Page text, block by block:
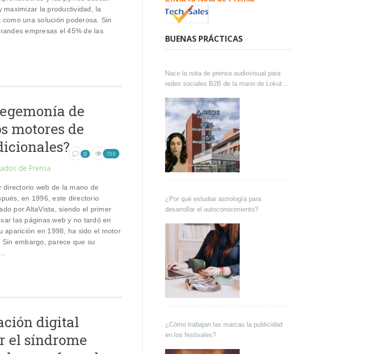
maximizar la productividad, la
una solución poderosa. Sin
empresas el 45% de las
de
motores de
de Prensa
0 788
directorio web de la mano de
en 1996, este directorio
por AltaVista, siendo el primer
las páginas web y no tardó en
aparición en 1998, ha sido el motor
embargo, parece que su
digital
el síndrome
BUENAS PRÁCTICAS
Nace la nota de prensa audiovisual para
redes sociales B2B de la mano de Lokutor
¿Por qué estudiar astrología para
desarrollar el autoconocimiento?
¿Cómo trabajan las marcas la publicidad
en los festivales?